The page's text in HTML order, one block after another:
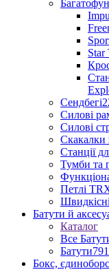
Star
Сендбегі
Силові
Силові
Скакалки
Станції
Тумби та
Петлі
Батути й
Каталог
Все
Батути791
Бокс,